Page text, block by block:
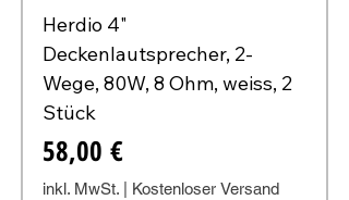
Herdio 4"
Deckenlautsprecher, 2-
Wege, 80W, 8 Ohm, weiss, 2
Stück
Preis
58,00 €
inkl. MwSt. Kostenloser Versand